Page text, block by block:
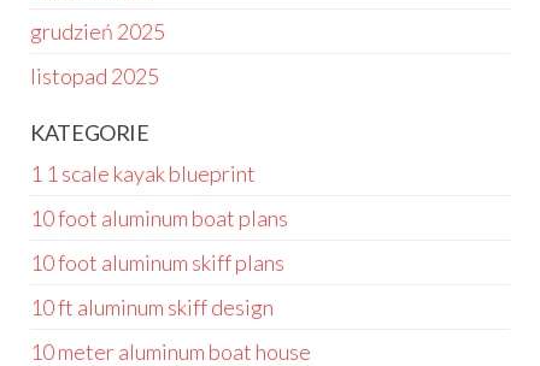
grudzień 2025
listopad 2025
KATEGORIE
1 1 scale kayak blueprint
10 foot aluminum boat plans
10 foot aluminum skiff plans
10 ft aluminum skiff design
10 meter aluminum boat house